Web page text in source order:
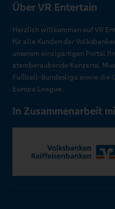
Über VR Entertain
Herzlich willkommen auf VR
für alle Kunden der
unserem einzigartigen Portal
atemberaubende Konzerte,
Fußball-Bundesliga sowie die
Europa League.
In Zusammenarbeit